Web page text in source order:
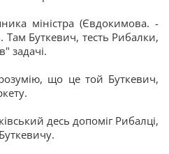
міністра (Євдокимова. -
Буткевич, тесть Рибалки,
задачі.
що це той Буткевич,
десь допоміг Рибалці,